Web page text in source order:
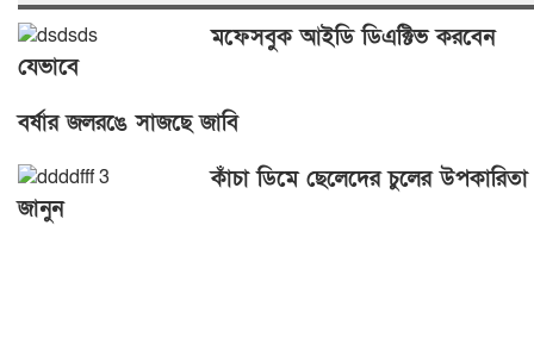
মফেসবুক আইডি ডিএক্টিভ করবেন
যেভাবে
বর্ষার জলরঙে সাজছে জাবি
কাঁচা ডিমে ছেলেদের চুলের উপকারিতা
জানুন